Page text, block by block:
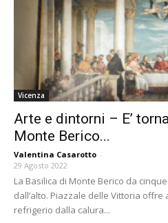
Vicenza
Arte e dintorni – E’
Monte Berico...
Valentina Casarotto -
29 Agosto 2022
La Basilica di Monte Berico da
dall’alto. Piazzale delle Vittoria offre
refrigerio dalla calura...